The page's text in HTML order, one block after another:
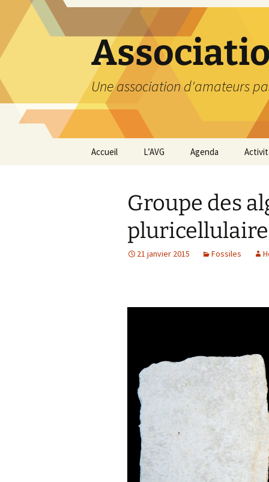
contenu
Une association d'amateurs
Accueil L’AVG
Nos coordonnées
Nous contacter et
Adhésion
Agenda
Groupe des
21 janvier 2015 Fossiles